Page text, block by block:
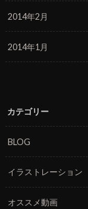
2014年2月
2014年1月
カテゴリー
BLOG
イラストレーション
オススメ動画